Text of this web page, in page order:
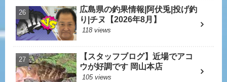
広島県の釣果情報|阿伏兎|投げ釣
り|チヌ【2026年8月】
118 views
【スタッフブログ】近場でアコ
ウが好調です 岡山本店
105 views